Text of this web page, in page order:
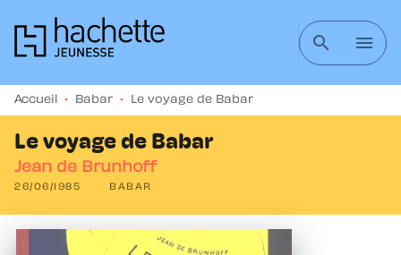
MENU RECHERCHE CONTENU
search menu
Accueil • Babar • Le voyage de Babar
Le voyage de Babar
Jean de Brunhoff
26/06/1985 BABAR